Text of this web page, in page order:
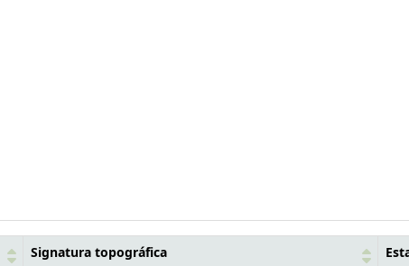
Signatura topográfica